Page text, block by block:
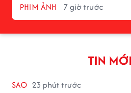
PHIM ẢNH 7 giờ trước
TIN MỚI
SAO 23 phút trước